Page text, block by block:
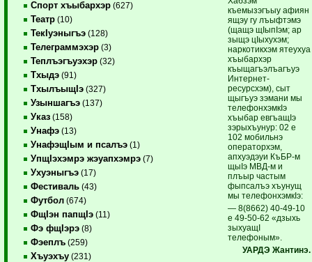
Спорт хъыбархэр (627)
Театр (10)
ТекIуэныгъэ (128)
Телеграммэхэр (3)
Теплъэгъуэхэр (32)
Тхыдэ (91)
ТхылъыщIэ (327)
Узыншагъэ (137)
Указ (158)
Унафэ (13)
УнафэщIым и псалъэ (1)
УпщIэхэмрэ жэуапхэмрэ (7)
Ухуэныгъэ (17)
Фестиваль (43)
Футбол (674)
ФщIэн папщIэ (11)
Фэ фщIэрэ (8)
Фэеплъ (259)
Хъуэхъу (231)
къемызэгъыу афиян
ящэу гу лъыфтэмэ
(щащэ щIыпIэм; ар
зыщэ цIыхухэм;
наркотикхэм ятеухуа
хъыбархэр
къыщагъэлъагъуэ
Интернет-
ресурсхэм), сыт
щыгъуэ зэмани мы
телефонхэмкIэ
хъыбар евгъащIэ
зэрыхъунур: 02 е
102 мобильнэ
операторхэм,
апхуэдэуи КъБР-м
щыIэ МВД-м и
плъыр частым
фыпсалъэ хъунущ
мы телефонхэмкIэ:
— 8(8662) 40-49-10
е 49-50-62 «дзыхь
зыхуащI
телефоным».
УАРДЭ Жантинэ.